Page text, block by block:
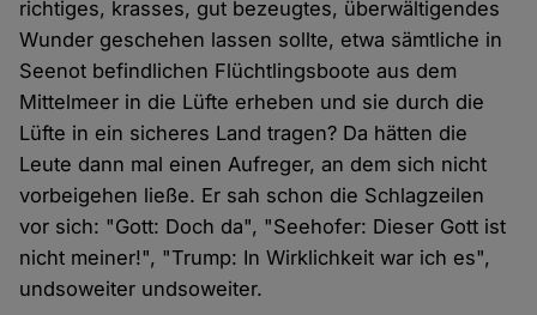
richtiges, krasses, gut bezeugtes, überwältigendes
Wunder geschehen lassen sollte, etwa sämtliche in
Seenot befindlichen Flüchtlingsboote aus dem
Mittelmeer in die Lüfte erheben und sie durch die
Lüfte in ein sicheres Land tragen? Da hätten die
Leute dann mal einen Aufreger, an dem sich nicht
vorbeigehen ließe. Er sah schon die Schlagzeilen
vor sich: "Gott: Doch da", "Seehofer: Dieser Gott ist
nicht meiner!", "Trump: In Wirklichkeit war ich es",
undsoweiter undsoweiter.